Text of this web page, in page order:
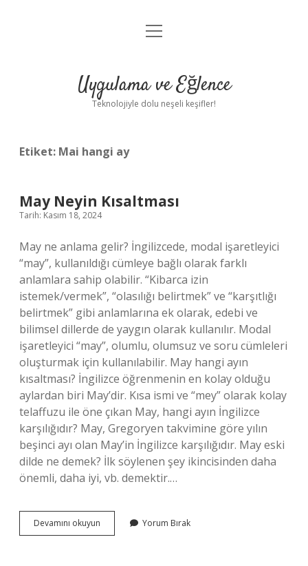
Anasayfa
Yasal Uyarı
menüyü
Uygulama ve Eğlence
Teknolojiyle dolu neşeli keşifler!
Etiket: Mai hangi ay
May Neyin Kısaltması
Tarih: Kasım 18, 2024
May ne anlama gelir? İngilizcede, modal işaretleyici
“may”, kullanıldığı cümleye bağlı olarak farklı
anlamlara sahip olabilir. “Kibarca izin
istemek/vermek”, “olasılığı belirtmek” ve “karşıtlığı
belirtmek” gibi anlamlarına ek olarak, edebi ve
bilimsel dillerde de yaygın olarak kullanılır. Modal
işaretleyici “may”, olumlu, olumsuz ve soru cümleleri
oluşturmak için kullanılabilir. May hangi ayın
kısaltması? İngilizce öğrenmenin en kolay olduğu
aylardan biri May’dir. Kısa ismi ve “mey” olarak kolay
telaffuzu ile öne çıkan May, hangi ayın İngilizce
karşılığıdır? May, Gregoryen takvimine göre yılın
beşinci ayı olan May’in İngilizce karşılığıdır. May eski
dilde ne demek? İlk söylenen şey ikincisinden daha
önemli, daha iyi, vb. demektir.…
Devamını okuyun
Neyin
Yorum Bırak